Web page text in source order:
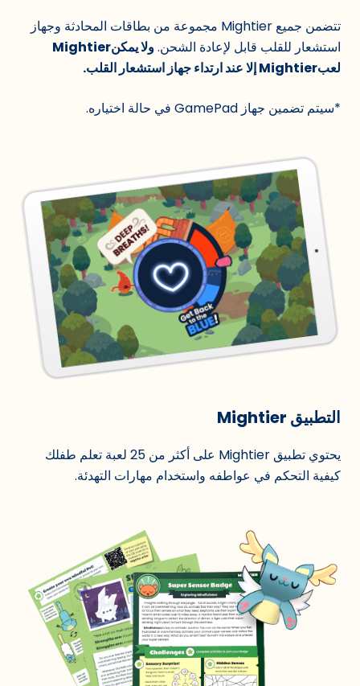
تتضمن جميع Mightier مجموعة من بطاقات المحادثة وجهاز
استشعار للقلب قابل لإعادة الشحن.
ولا يمكنMightier
لعبMightier إلا عند ارتداء جهاز استشعار القلب.
*سيتم تضمين جهاز GamePad في حالة اختياره.
التطبيق Mightier
يحتوي تطبيق Mightier على أكثر من 25 لعبة تعلم طفلك
كيفية التحكم في عواطفه واستخدام مهارات التهدئة.